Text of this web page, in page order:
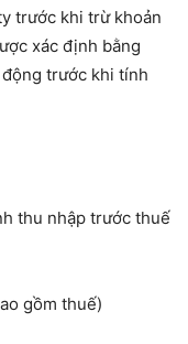
trước khi trừ khoản
xác định bằng
trước khi tính
thu nhập trước thuế
gồm thuế)